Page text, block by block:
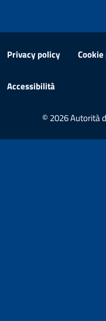
Privacy policy
Accessibilità
© 2026 Autorità